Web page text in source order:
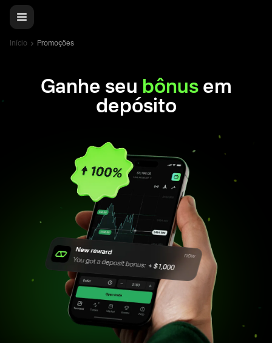
Início Promoções
Ganhe seu bônusem
depósito